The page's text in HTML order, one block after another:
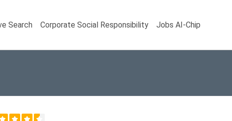
Search Corporate Social Responsibility Jobs AI-Chip